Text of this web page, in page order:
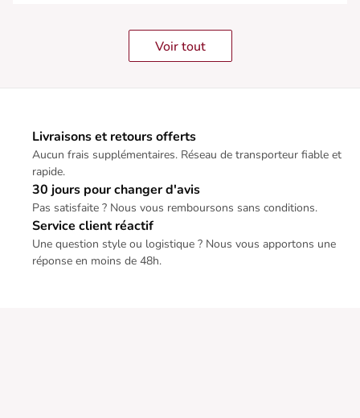
Voir tout
Livraisons et retours offerts
Aucun frais supplémentaires. Réseau de transporteur fiable et
rapide.
30 jours pour changer d'avis
Pas satisfaite ? Nous vous remboursons sans conditions.
Service client réactif
Une question style ou logistique ? Nous vous apportons une
réponse en moins de 48h.